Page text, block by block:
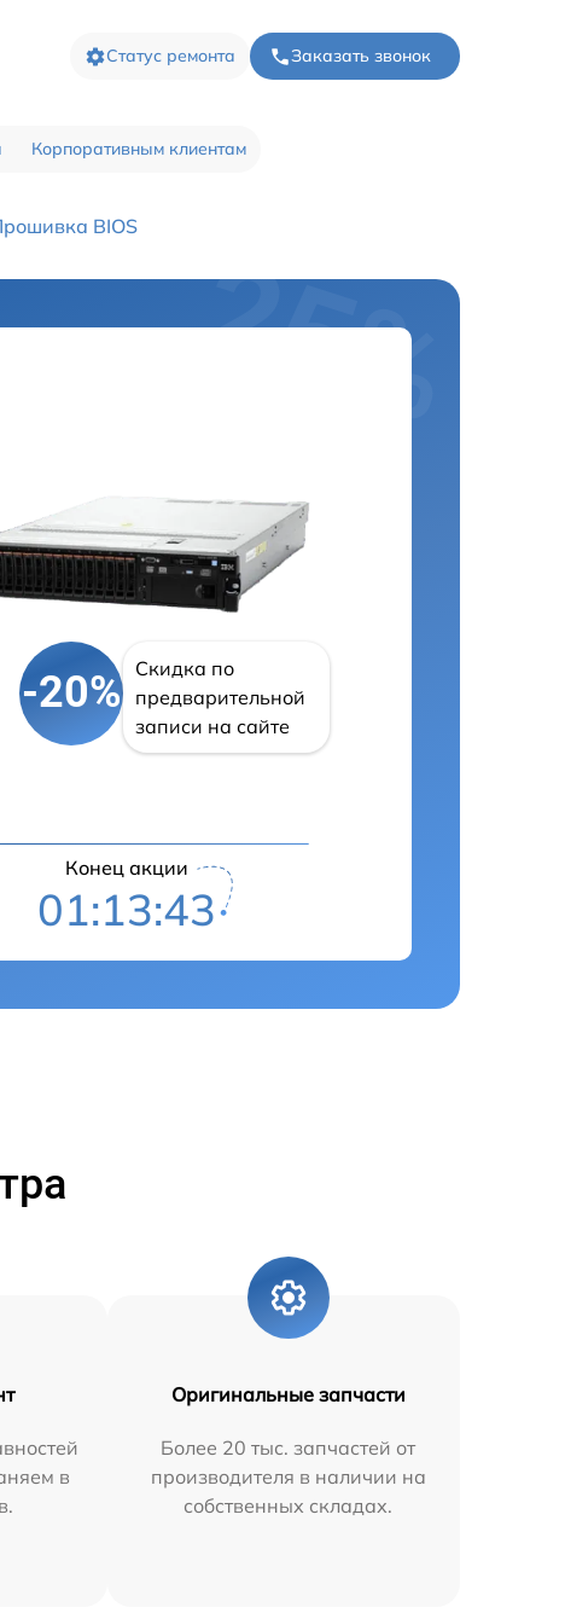
Статус ремонта Заказать звонок
Корпоративным клиентам
BIOS
-20%
Скидка по
предварительной
записи на сайте
Конец акции
01:13:42
в
Оригинальные запчасти
Более 20 тыс. запчастей от
производителя в наличии на
собственных складах.